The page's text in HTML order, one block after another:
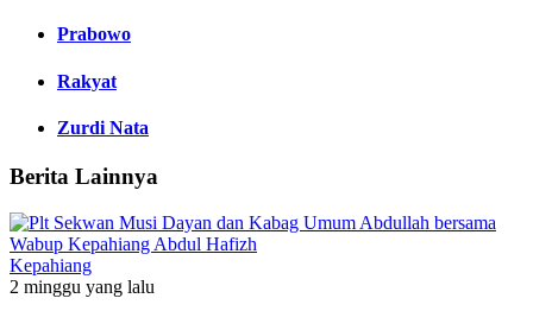
Prabowo
Rakyat
Zurdi Nata
Berita Lainnya
Kepahiang
2 minggu yang lalu